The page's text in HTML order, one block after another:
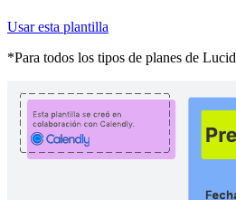
Usar esta plantilla
*Para todos los tipos de planes de Lucid